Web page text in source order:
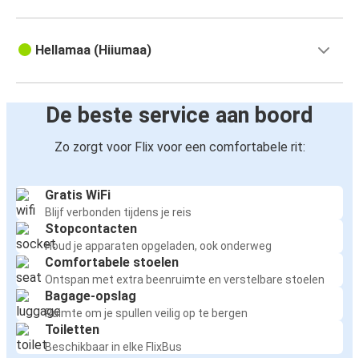
Hellamaa (Hiiumaa)
De beste service aan boord
Zo zorgt voor Flix voor een comfortabele rit:
Gratis WiFi
Blijf verbonden tijdens je reis
Stopcontacten
Houd je apparaten opgeladen, ook onderweg
Comfortabele stoelen
Ontspan met extra beenruimte en verstelbare stoelen
Bagage-opslag
Ruimte om je spullen veilig op te bergen
Toiletten
Beschikbaar in elke FlixBus